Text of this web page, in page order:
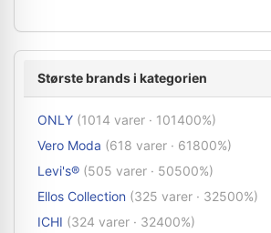
Største brands i kategorien
ONLY (1014 varer · 101400%)
Vero Moda (618 varer · 61800%)
Levi's® (505 varer · 50500%)
Ellos Collection (325 varer · 32500%)
ICHI (324 varer · 32400%)